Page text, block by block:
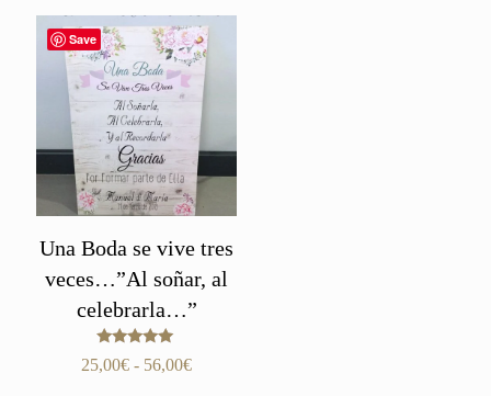
Save
Una Boda se vive tres
veces…”Al soñar, al
celebrarla…”
Valorado
con
25,00€ - 56,00€Rango